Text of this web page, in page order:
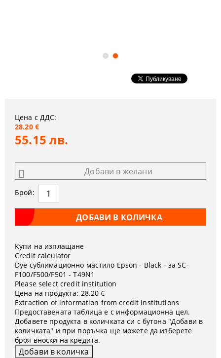
Цена с ДДС:
28.20 €
55.15 лв.
Добави в желани
Брой:
Купи на изплащане
Credit calculator
Dye сублимационно мастило Epson - Black - за SC-
F100/F500/F501 - T49N1
Please select credit institution
Цена на продукта: 28.20 €
Extraction of information from credit institutions
Предоставената таблица е с информационна цел.
Добавете продукта в количката си с бутона "Добави в
количката" и при поръчка ще можете да изберете
броя вноски на кредита.